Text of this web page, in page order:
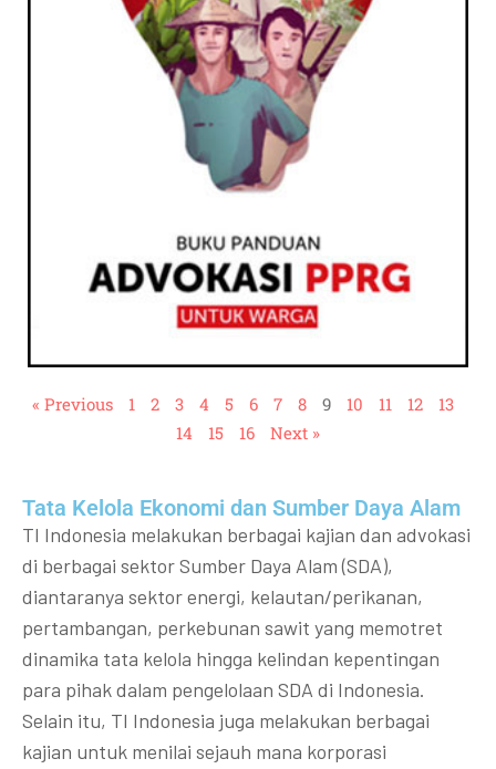
« Previous 1 2 3 4 5 6 7 8 9 10 11 12
13
14
15 16 Next »
Tata Kelola Ekonomi dan Sumber Daya Alam
TI Indonesia melakukan berbagai kajian dan advokasi
di berbagai sektor Sumber Daya Alam (SDA),
diantaranya sektor energi, kelautan/perikanan,
pertambangan, perkebunan sawit yang memotret
dinamika tata kelola hingga kelindan kepentingan
para pihak dalam pengelolaan SDA di Indonesia.
Selain itu, TI Indonesia juga melakukan berbagai
kajian untuk menilai sejauh mana korporasi